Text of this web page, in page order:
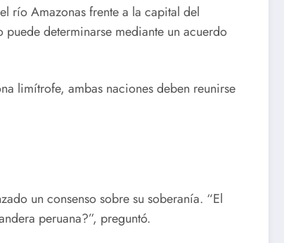
río Amazonas frente a la capital del
determinarse mediante un acuerdo
limítrofe, ambas naciones deben reunirse
un consenso sobre su soberanía. “El
peruana?”, preguntó.